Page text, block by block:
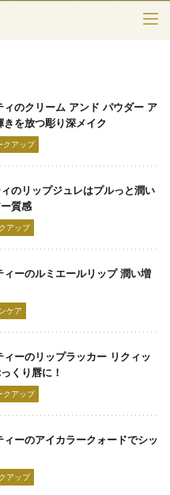
検索
ィのクリーム アンド パウダー ア
を放つ彫り深メイク
クアップ
のリップジュレはプルっと潤い
質感
アップ
ィーのルミエールリップ 潤い増
ケア
ィーのリップラッカー リクィッ
くり唇に！
クアップ
ィーのアイカラークォードでシッ
アップ